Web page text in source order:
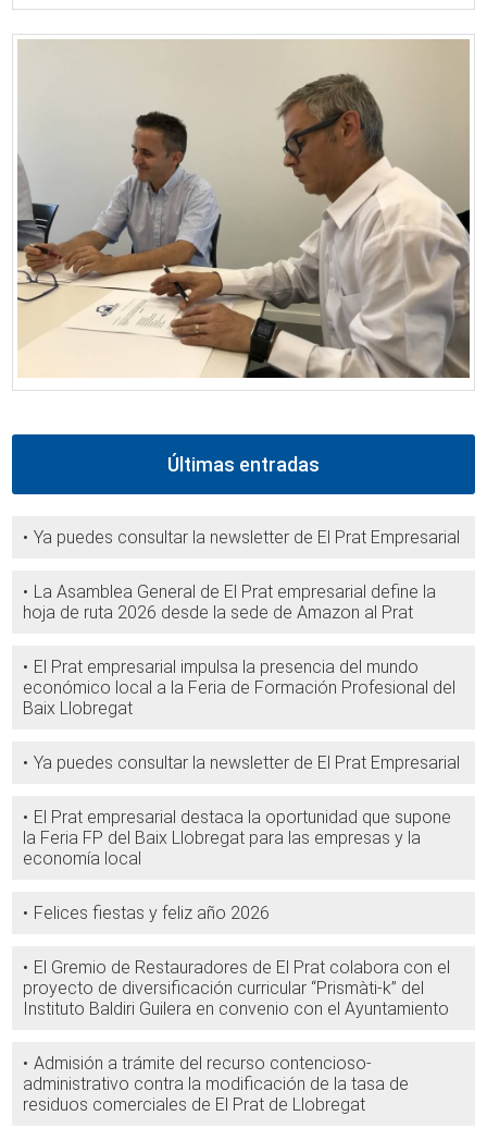
Últimas entradas
Ya puedes consultar la newsletter de El Prat Empresarial
La Asamblea General de El Prat empresarial define la
hoja de ruta 2026 desde la sede de Amazon al Prat
El Prat empresarial impulsa la presencia del mundo
económico local a la Feria de Formación Profesional del
Baix Llobregat
Ya puedes consultar la newsletter de El Prat Empresarial
El Prat empresarial destaca la oportunidad que supone
la Feria FP del Baix Llobregat para las empresas y la
economía local
Felices fiestas y feliz año 2026
El Gremio de Restauradores de El Prat colabora con el
proyecto de diversificación curricular “Prismàti-k” del
Instituto Baldiri Guilera en convenio con el Ayuntamiento
Admisión a trámite del recurso contencioso-
administrativo contra la modificación de la tasa de
residuos comerciales de El Prat de Llobregat